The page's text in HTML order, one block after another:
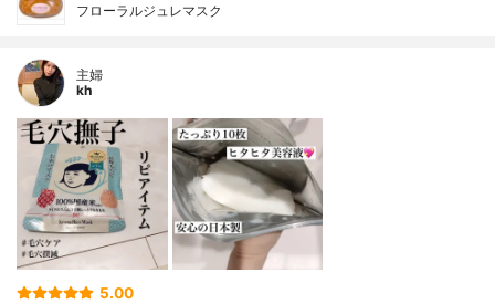
フローラルジュレマスク
主婦
kh
5.00